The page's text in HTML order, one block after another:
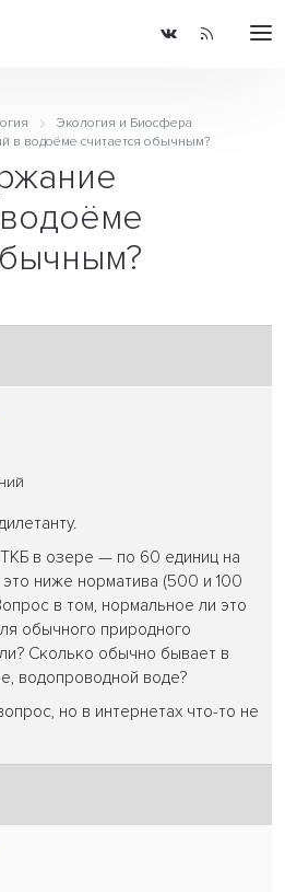
Экология и Биосфера
в водоёме считается обычным?
в озере — по 60 единиц на
ниже норматива (500 и 100
в том, нормальное ли это
обычного природного
Сколько обычно бывает в
водопроводной воде?
но в интернетах что-то не